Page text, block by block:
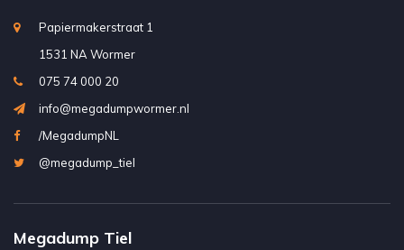
Papiermakerstraat 1
1531 NA Wormer
075 74 000 20
info@megadumpwormer.nl
/MegadumpNL
@megadump_tiel
Megadump Tiel